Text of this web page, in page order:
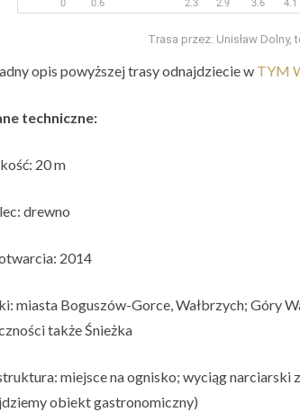
Trasa przez: Unisław Dolny,
opis powyższej trasy odnajdziecie w TYM
techniczne:
20 m
drewno
2014
miasta Boguszów-Gorce, Wałbrzych; Góry
także Śnieżka
miejsce na ognisko; wyciąg narciarski
obiekt gastronomiczny)